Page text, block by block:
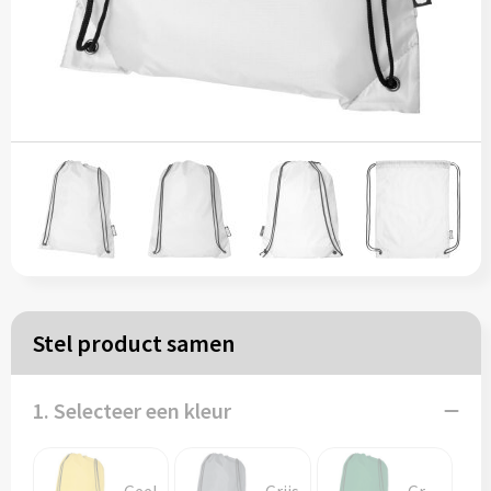
Papieren tassen
Zakelijk
Rugzakken
Schoudertassen
Koeltassen
Stel product samen
1. Selecteer een kleur